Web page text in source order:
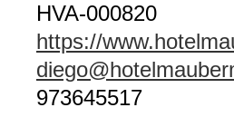
HVA-000820
https://
973645517